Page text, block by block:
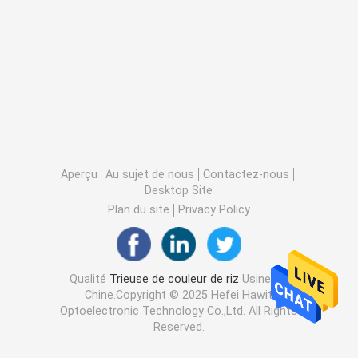
Aperçu Au sujet de nous
Contactez-nous
Desktop Site
Plan du site
Privacy Policy
Qualité Trieuse de couleur de riz Usine De
Chine.Copyright © 2025 Hefei Hawit
Optoelectronic Technology Co.,Ltd. All Rights
Reserved.